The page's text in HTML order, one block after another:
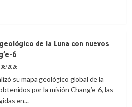
de la Luna con nuevos
6
2026
su mapa geológico global de la
por la misión Chang’e-6, las
en...